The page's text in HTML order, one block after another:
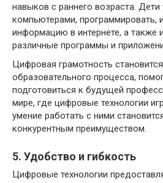
навыков с раннего возраста. Дети
компьютерами, программировать,
информацию в интернете, а также
различные программы и
Цифровая грамотность
образовательного процесса,
подготовиться к будущей
мире, где цифровые технологии
умение работать с ними
конкурентным преимуществом.
5. Удобство и гибкость
Цифровые технологии